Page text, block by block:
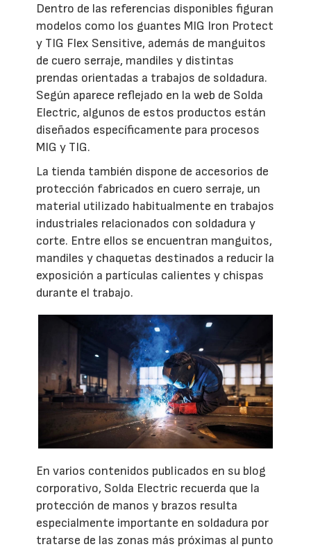
Dentro de las referencias disponibles figuran
modelos como los guantes MIG Iron Protect
y TIG Flex Sensitive, además de manguitos
de cuero serraje, mandiles y distintas
prendas orientadas a trabajos de soldadura.
Según aparece reflejado en la web de Solda
Electric, algunos de estos productos están
diseñados específicamente para procesos
MIG y TIG.
La tienda también dispone de accesorios de
protección fabricados en cuero serraje, un
material utilizado habitualmente en trabajos
industriales relacionados con soldadura y
corte. Entre ellos se encuentran manguitos,
mandiles y chaquetas destinados a reducir la
exposición a partículas calientes y chispas
durante el trabajo.
En varios contenidos publicados en su blog
corporativo, Solda Electric recuerda que la
protección de manos y brazos resulta
especialmente importante en soldadura por
tratarse de las zonas más próximas al punto